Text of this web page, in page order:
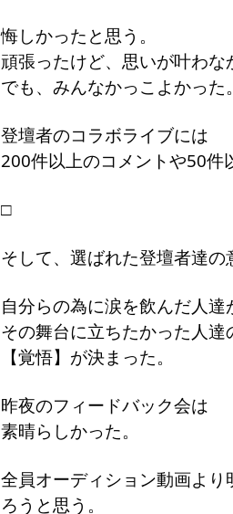
悔しかったと思う。
頑張ったけど、思いが叶わな
でも、みんなかっこよかった。
登壇者のコラボライブには
200件以上のコメントや50件
□
そして、選ばれた登壇者達の
自分らの為に涙を飲んだ人達
その舞台に立ちたかった人達
【覚悟】が決まった。
昨夜のフィードバック会は
素晴らしかった。
全員オーディション動画よ
ろうと思う。